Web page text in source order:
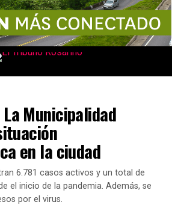
Municipalidad
en la ciudad
6.781 casos activos y un total de
el inicio de la pandemia. Además, se
por el virus.